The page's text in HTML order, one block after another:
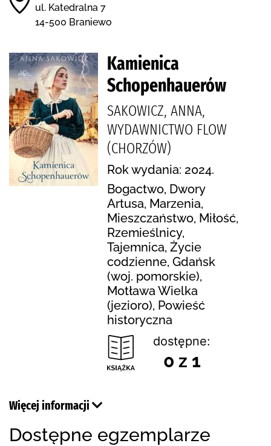
ul. Katedralna 7
14-500 Braniewo
Kamienica
Schopenhauerów
SAKOWICZ, ANNA,
WYDAWNICTWO FLOW
(CHORZÓW)
Rok wydania: 2024.
Bogactwo, Dwory
Artusa, Marzenia,
Mieszczaństwo, Miłość,
Rzemieślnicy,
Tajemnica, Życie
codzienne, Gdańsk
(woj. pomorskie),
Motława Wielka
(jezioro), Powieść
historyczna
dostępne:
0 z 1
Więcej informacji
Dostępne egzemplarze